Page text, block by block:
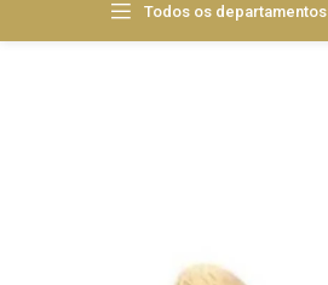
Todos os departamentos